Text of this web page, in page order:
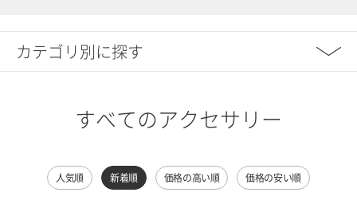
カテゴリ別に探す
すべてのアクセサリー
人気順 新着順 価格の高い順 価格の安い順